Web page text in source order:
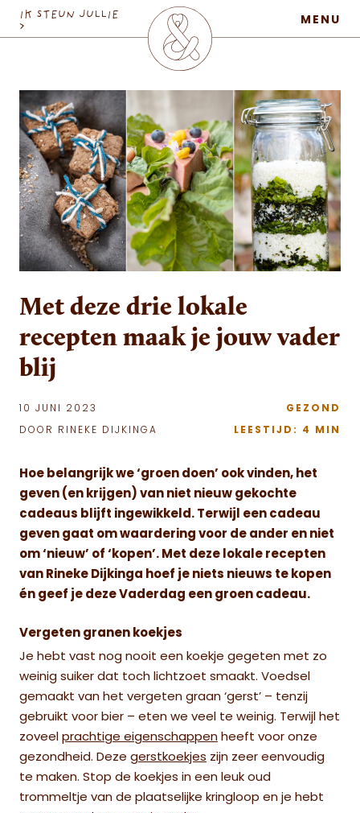
MaatschapWij
MENU
IK STEUN JULLIE
>
Met deze drie lokale
recepten maak je jouw vader
blij
10 JUNI 2023
DOOR RINEKE DIJKINGA
GEZOND
LEESTIJD: 4 MIN
Hoe belangrijk we ‘groen doen’ ook vinden, het
geven (en krijgen) van niet nieuw gekochte
cadeaus blijft ingewikkeld. Terwijl een cadeau
geven gaat om waardering voor de ander en niet
om ‘nieuw’ of ‘kopen’. Met deze lokale recepten
van Rineke Dijkinga hoef je niets nieuws te kopen
én geef je deze Vaderdag een groen cadeau.
Vergeten granen koekjes
Je hebt vast nog nooit een koekje gegeten met zo
weinig suiker dat toch lichtzoet smaakt. Voedsel
gemaakt van het vergeten graan ‘gerst’ – tenzij
gebruikt voor bier – eten we veel te weinig. Terwijl het
zoveel prachtige eigenschappen heeft voor onze
gezondheid. Deze gerstkoekjes zijn zeer eenvoudig
te maken. Stop de koekjes in een leuk oud
trommeltje van de plaatselijke kringloop en je hebt